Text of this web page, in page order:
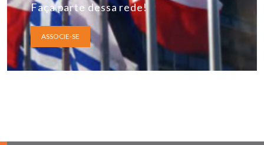
Faça parte dessa rede!
ASSOCIE-SE